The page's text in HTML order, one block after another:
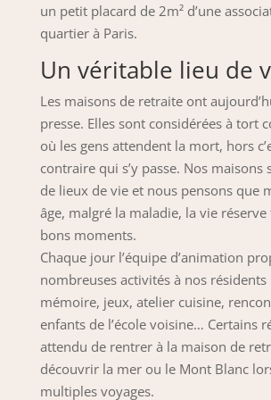
un petit placard de 2m² d’une
quartier à Paris.
Un véritable lieu de
Les maisons de retraite ont
presse. Elles sont considérées à tort
où les gens attendent la mort, hors
contraire qui s’y passe. Nos
de lieux de vie et nous pensons que
âge, malgré la maladie, la vie
bons moments.
Chaque jour l’équipe d’animation
nombreuses activités à nos
mémoire, jeux, atelier cuisine,
enfants de l’école voisine… Certains
attendu de rentrer à la maison de
découvrir la mer ou le Mont Blanc
multiples voyages.